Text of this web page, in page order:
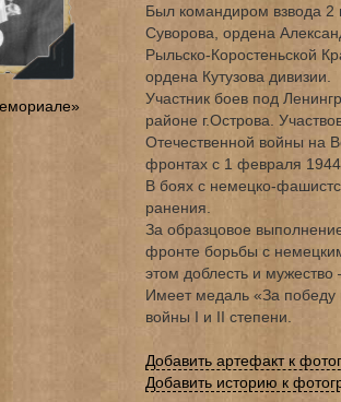
Был командиром взвода 2
Суворова, ордена
Рыльско-Коростеньской
ордена Кутузова дивизии.
Участник боев под
районе г.Острова.
Отечественной войны на
фронтах с 1 февраля
В боях с немецко-
ранения.
За образцовое
фронте борьбы с
этом доблесть и
Имеет медаль «За победу
войны I и II степени.
Добавить артефакт к
Добавить историю к